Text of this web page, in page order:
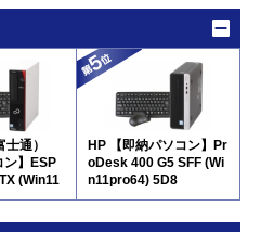
通）
ン】ESP
(Win11
HP 【即納パソコン】Pr
oDesk 400 G5 SFF (Wi
n11pro64) 5D8